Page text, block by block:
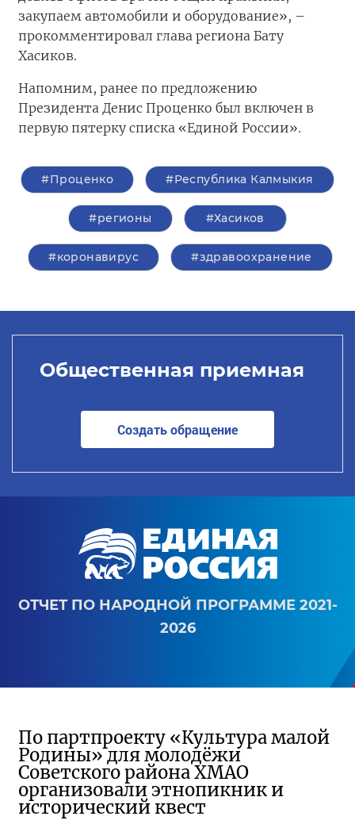
закупаем автомобили и оборудование», –
прокомментировал глава региона Бату
Хасиков.
Напомним, ранее по предложению
Президента Денис Проценко был включен в
первую пятерку списка «Единой России».
#Проценко #Республика Калмыкия
#регионы #Хасиков
#коронавирус #здравоохранение
Общественная приемная
Создать обращение
ОТЧЕТ ПО НАРОДНОЙ ПРОГРАММЕ 2021-
2026
По партпроекту «Культура малой
Родины» для молодёжи
Советского района ХМАО
организовали этнопикник и
исторический квест